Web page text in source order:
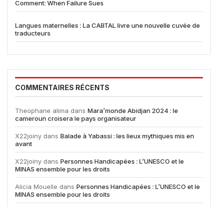
Comment: When Failure Sues
Langues maternelles : La CABTAL livre une nouvelle cuvée de
traducteurs
COMMENTAIRES RÉCENTS
Theophane alima dans Mara’monde Abidjan 2024 : le
cameroun croisera le pays organisateur
X22joiny dans Balade à Yabassi : les lieux mythiques mis en
avant
X22joiny dans Personnes Handicapées : L’UNESCO et le
MINAS ensemble pour les droits
Alicia Mouelle dans Personnes Handicapées : L’UNESCO et le
MINAS ensemble pour les droits